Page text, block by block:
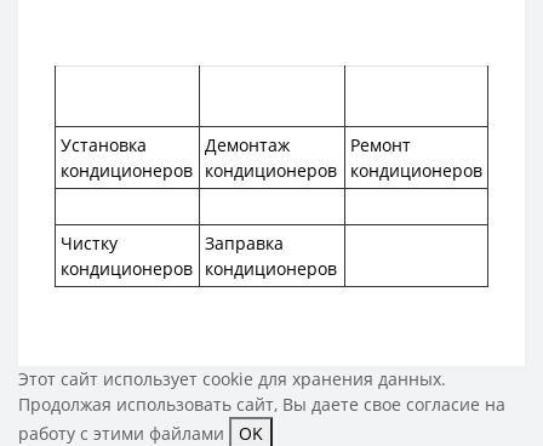
Установка
кондиционеров
Демонтаж
кондиционеров
Ремонт
кондиционеров
Чистку
кондиционеров
Заправка
кондиционеров
Этот сайт использует cookie для хранения данных.
Продолжая использовать сайт, Вы даете свое согласие на
работу с этими файлами
OK